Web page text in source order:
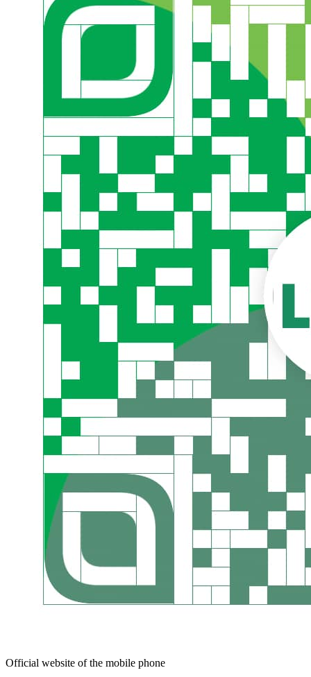
Official website of the mobile phone